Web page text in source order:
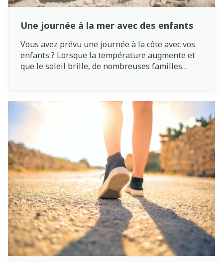
Une journée à la mer avec des enfants
Vous avez prévu une journée à la côte avec vos
enfants ? Lorsque la température augmente et
que le soleil brille, de nombreuses familles
construire des châteaux de sable et faire du
frisbee est toujours amusante. Toutefois, mieux
vaut bien préparer cette journée pour éviter de
petits désagréments. Voici quelques articles
essentiels à emporter absolument dans votre
sac de plage.